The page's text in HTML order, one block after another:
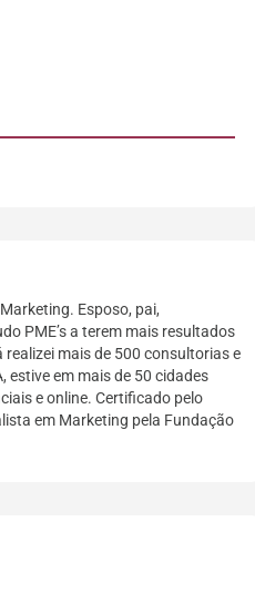
Esposo, pai,
PME’s a terem mais resultados
mais de 500 consultorias e
estive em mais de 50 cidades
e online. Certificado pelo
em Marketing pela Fundação